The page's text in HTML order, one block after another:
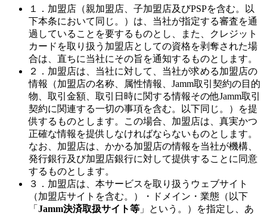
１．加盟店（親加盟店、子加盟店及びPSPを含む。以
下本条において同じ。）は、当社が指定する審査を通
過していることを要するものとし、また、クレジット
カードを取り扱う加盟店としての資格を剥奪された場
合は、直ちに当社にその旨を通知するものとします。
２．加盟店は、当社に対して、当社が求める加盟店の
情報（加盟店の名称、属性情報、Jamm取引契約の目的
物、取引金額、取引日時に関する情報その他Jamm取引
契約に関連する一切の事項を含む。以下同じ。）を提
供するものとします。この場合、加盟店は、真実かつ
正確な情報を提供しなければならないものとします。
なお、加盟店は、かかる加盟店の情報を当社が機構、
発行銀行及び加盟店銀行に対して提供することに同意
するものとします。
３．加盟店は、本サービスを取り扱うウェブサイト
（加盟店サイトを含む。）・ドメイン・業態（以下
「 Jamm決済取扱サイト等 」という。）を指定し、あ